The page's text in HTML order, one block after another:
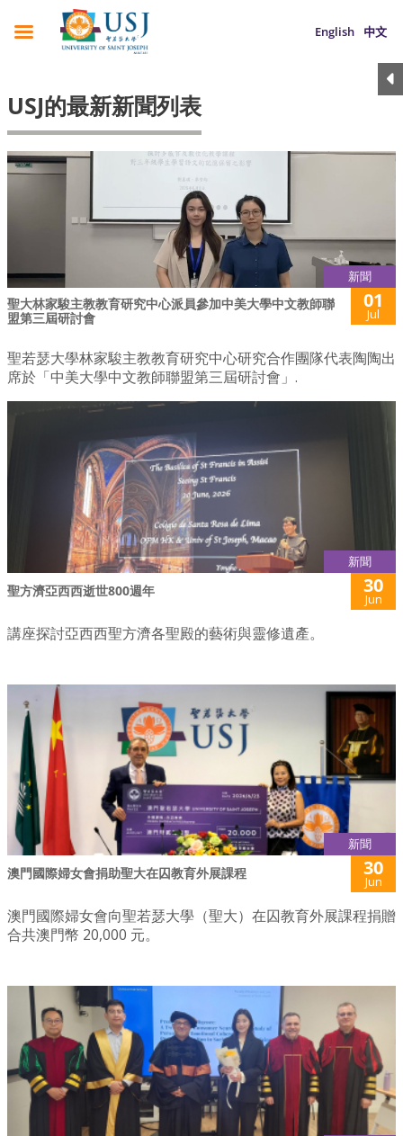
English 中文
USJ的最新新聞列表
新聞
聖大林家駿主教教育研究中心派員參加中美大學中文教師聯
盟第三屆研討會
01
Jul
聖若瑟大學林家駿主教教育研究中心研究合作團隊代表陶陶出
席於「中美大學中文教師聯盟第三屆研討會」.
新聞
聖方濟亞西西逝世800週年 30
Jun
講座探討亞西西聖方濟各聖殿的藝術與靈修遺產。
新聞
澳門國際婦女會捐助聖大在囚教育外展課程 30
Jun
澳門國際婦女會向聖若瑟大學（聖大）在囚教育外展課程捐贈
合共澳門幣 20,000 元。